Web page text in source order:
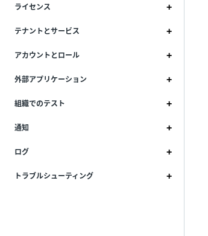
ライセンス
テナントとサービス
アカウントとロール
外部アプリケーション
組織でのテスト
通知
ログ
トラブルシューティング